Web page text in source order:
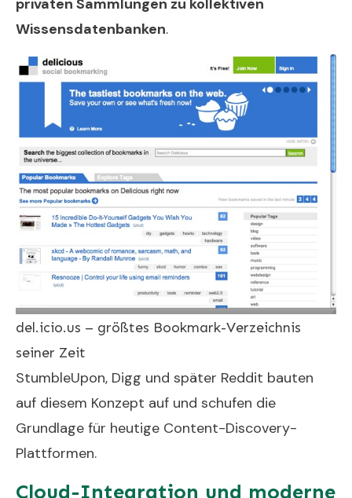
Wissensdatenbanken.
del.icio.us – größtes Bookmark-Verzeichnis
seiner Zeit
StumbleUpon, Digg und später Reddit bauten
auf diesem Konzept auf und schufen die
Grundlage für heutige Content-Discovery-
Plattformen.
Cloud-Integration und moderne